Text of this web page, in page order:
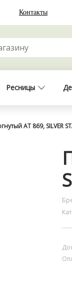
АТ 869, SILVER
Контакты
Ресницы